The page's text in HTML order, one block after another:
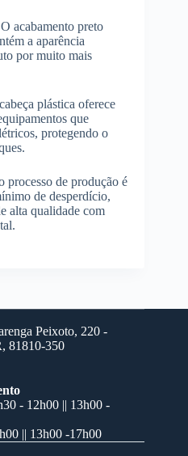
O acabamento preto
a aparência
por muito mais
plástica oferece
que
protegendo o
processo de produção é
de desperdício,
alta qualidade com
Peixoto, 220 -
81810-350
- 12h00 || 13h00 -
|| 13h00 -17h00